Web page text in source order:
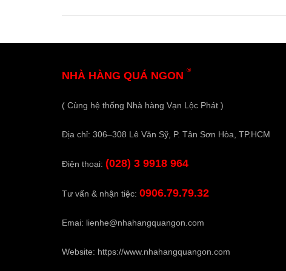
NHÀ HÀNG QUÁ NGON ®
( Cùng hệ thống Nhà hàng Vạn Lộc Phát )
Địa chỉ: 306–308 Lê Văn Sỹ, P. Tân Sơn Hòa, TP.HCM
Điện thoại: (028) 3 9918 964
Tư vấn & nhận tiệc: 0906.79.79.32
Emai: lienhe@nhahangquangon.com
Website: https://www.nhahangquangon.com